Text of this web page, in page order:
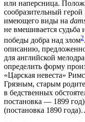
или наперсница.
сообразительный
имеющего виды на
не вмешивается судьба
победы добра над злом2
описанию,
для английской
определить форму
«Царская невеста»
Грязным, старым
в бедственных
постановка — 1899
(постановка 1890